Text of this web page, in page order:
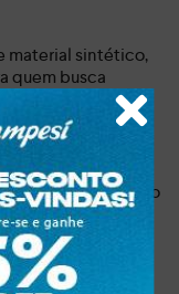
material sintético,
quem busca
alça curta e um
todos os
pin metalizado
charme especial ao
esta
para acompanhar